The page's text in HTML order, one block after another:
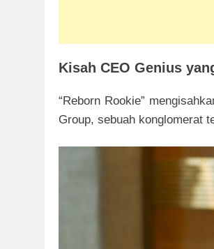
Kisah CEO Genius
“Reborn Rookie”
Group, sebuah konglomerat